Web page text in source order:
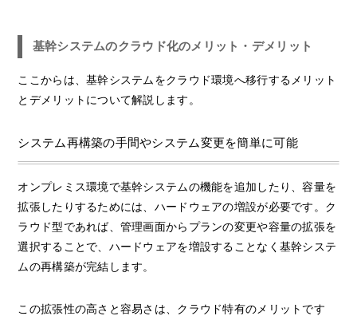
基幹システムのクラウド化のメリット・デメリット
ここからは、基幹システムをクラウド環境へ移行するメリット
とデメリットについて解説します。
システム再構築の手間やシステム変更を簡単に可能
オンプレミス環境で基幹システムの機能を追加したり、容量を
拡張したりするためには、ハードウェアの増設が必要です。ク
ラウド型であれば、管理画面からプランの変更や容量の拡張を
選択することで、ハードウェアを増設することなく基幹システ
ムの再構築が完結します。
この拡張性の高さと容易さは、クラウド特有のメリットです